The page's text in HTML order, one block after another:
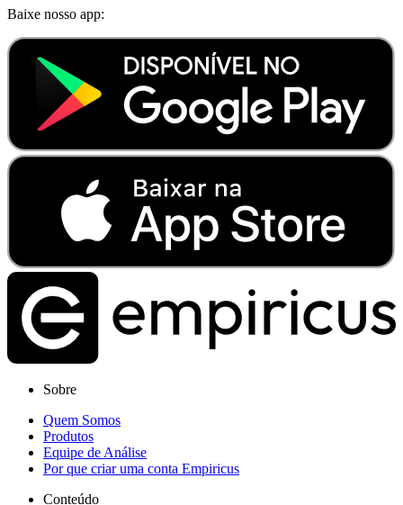
Baixe nosso app:
Sobre
Quem Somos
Produtos
Equipe de Análise
Por que criar uma conta Empiricus
Conteúdo